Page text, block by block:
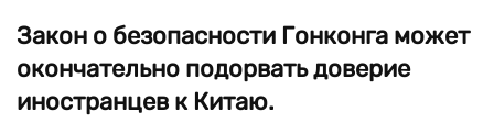
Закон о безопасности Гонконга может
окончательно подорвать доверие
иностранцев к Китаю.